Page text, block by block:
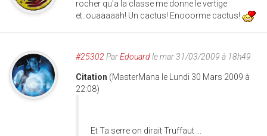
rocher qu'a la classe me donne le vertige
et..ouaaaaah! Un cactus! Enooorme cactus!
#25302 ParEdouardle mar 31/03/2009 à 18h49
Citation (MasterMana le Lundi 30 Mars 2009 à
22:08)
Et Ta serre on dirait Truffaut ...